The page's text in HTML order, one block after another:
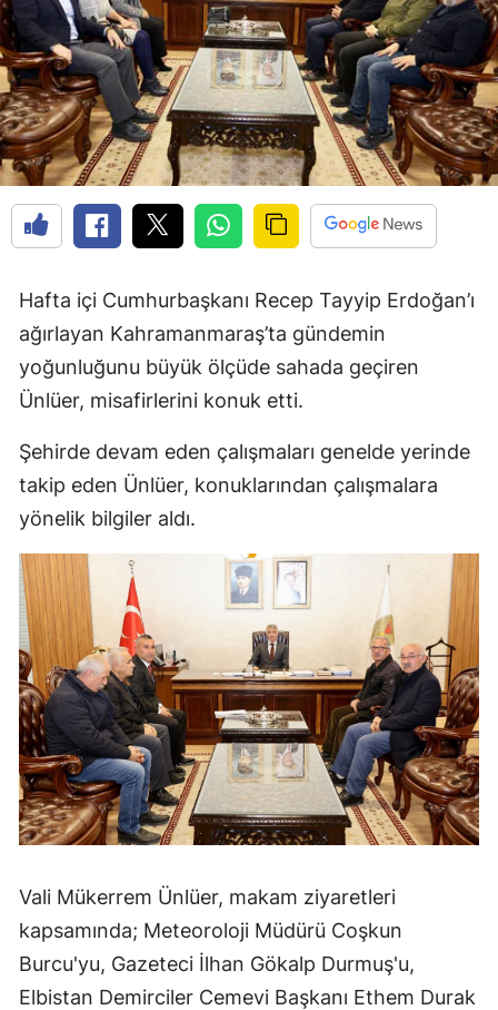
Hafta içi Cumhurbaşkanı Recep Tayyip Erdoğan’ı
ağırlayan Kahramanmaraş’ta gündemin
yoğunluğunu büyük ölçüde sahada geçiren
Ünlüer, misafirlerini konuk etti.
Şehirde devam eden çalışmaları genelde yerinde
takip eden Ünlüer, konuklarından çalışmalara
yönelik bilgiler aldı.
Vali Mükerrem Ünlüer, makam ziyaretleri
kapsamında; Meteoroloji Müdürü Coşkun
Burcu'yu, Gazeteci İlhan Gökalp Durmuş'u,
Elbistan Demirciler Cemevi Başkanı Ethem Durak